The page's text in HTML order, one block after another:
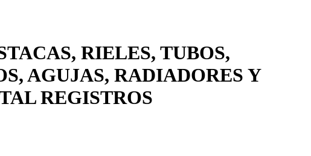
RIELES, TUBOS,
AGUJAS, RADIADORES Y
REGISTROS